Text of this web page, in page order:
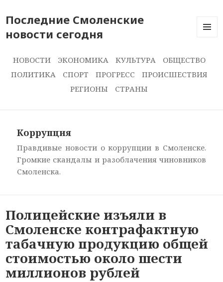
Последние Смоленские
новости сегодня
НОВОСТИ ЭКОНОМИКА КУЛЬТУРА
ОБЩЕСТВО
ПОЛИТИКА
СПОРТ ПРОГРЕСС
ПРОИСШЕСТВИЯ
РЕГИОНЫ
СТРАНЫ
Коррупция
Правдивые новости о коррупции в Смоленске.
Громкие скандалы и разоблачения чиновников
Смоленска.
Полицейские изъяли в
Смоленске контрафактную
табачную продукцию общей
стоимостью около шести
миллионов рублей